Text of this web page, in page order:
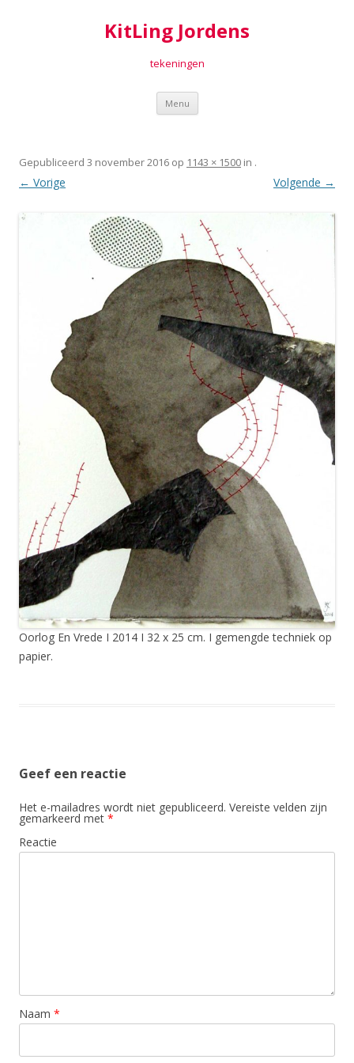
KitLing Jordens
tekeningen
Menu Spring
inhoud
Gepubliceerd 3 november 2016 op 1143 × 1500 in .
← Vorige Volgende →
Oorlog En Vrede I 2014 I 32 x 25 cm. I gemengde techniek op
papier.
Geef een reactie
Het e-mailadres wordt niet gepubliceerd. Vereiste velden zijn
gemarkeerd met *
Reactie
Naam *